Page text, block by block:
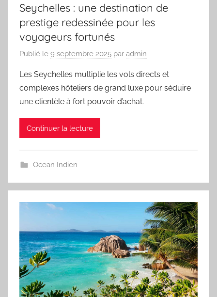
Seychelles : une destination de
prestige redessinée pour les
voyageurs fortunés
Publié le 9 septembre 2025 par admin
Les Seychelles multiplie les vols directs et
complexes hôteliers de grand luxe pour séduire
une clientèle à fort pouvoir d’achat.
Continuer la lecture
Ocean Indien